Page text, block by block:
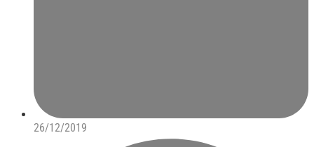
26/12/2019